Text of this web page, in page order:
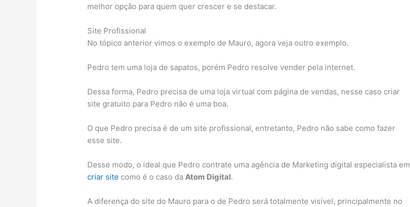
melhor opção para quem quer crescer e se destacar.
Site Profissional
No tópico anterior vimos o exemplo de Mauro, agora veja outro exemplo.
Pedro tem uma loja de sapatos, porém Pedro resolve vender pela internet.
Dessa forma, Pedro precisa de uma loja virtual com página de vendas, nesse caso criar
site gratuito para Pedro não é uma boa.
O que Pedro precisa é de um site profissional, entretanto, Pedro não sabe como fazer
esse site.
Desse modo, o ideal que Pedro contrate uma agência de Marketing digital especialista em
criar site como é o caso daAtom Digital.
A diferença do site do Mauro para o de Pedro será totalmente visível, principalmente no